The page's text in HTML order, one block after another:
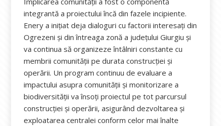
integrantă a proiectului încă din fazele incipiente.
Enery a inițiat deja dialoguri cu factorii interesați din
Ogrezeni și din întreaga zonă a județului Giurgiu și
va continua să organizeze întâlniri constante cu
membrii comunității pe durata construcției și
operării. Un program continuu de evaluare a
impactului asupra comunității și monitorizare a
biodiversității va însoți proiectul pe tot parcursul
construcției și operării, asigurând dezvoltarea și
exploatarea centralei conform celor mai înalte